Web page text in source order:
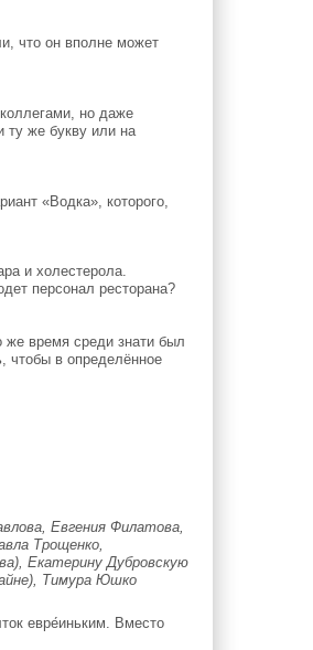
что он вполне может
но даже
ту же букву или на
«Водка», которого,
и холестерола.
персонал ресторана?
же время среди знати был
чтобы в определённое
Евгения Филатова,
Трощенко,
Екатерину Дубровскую
Тимура Юшко
евре́иньким. Вместо